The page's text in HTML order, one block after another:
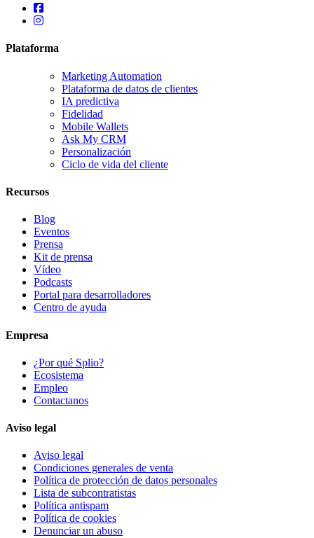
Plataforma
Marketing Automation
Plataforma de datos de clientes
IA predictiva
Fidelidad
Mobile Wallets
Ask My CRM
Personalización
Ciclo de vida del cliente
Recursos
Blog
Eventos
Prensa
Kit de prensa
Vídeo
Podcasts
Portal para desarrolladores
Centro de ayuda
Empresa
¿Por qué Splio?
Ecosistema
Empleo
Contactanos
Aviso legal
Aviso legal
Condiciones generales de venta
Política de protección de datos personales
Lista de subcontratistas
Política antispam
Política de cookies
Denunciar un abuso